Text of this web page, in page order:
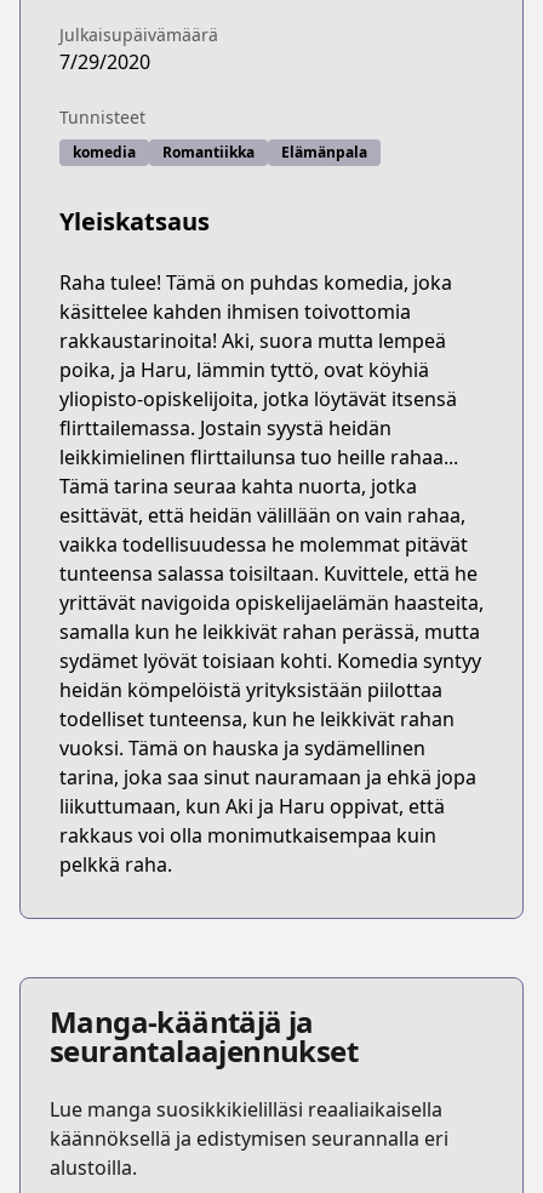
Julkaisupäivämäärä
7/29/2020
Tunnisteet
komedia Romantiikka Elämänpala
Yleiskatsaus
Raha tulee! Tämä on puhdas komedia, joka
käsittelee kahden ihmisen toivottomia
rakkaustarinoita! Aki, suora mutta lempeä
poika, ja Haru, lämmin tyttö, ovat köyhiä
yliopisto-opiskelijoita, jotka löytävät itsensä
flirttailemassa. Jostain syystä heidän
leikkimielinen flirttailunsa tuo heille rahaa...
Tämä tarina seuraa kahta nuorta, jotka
esittävät, että heidän välillään on vain rahaa,
vaikka todellisuudessa he molemmat pitävät
tunteensa salassa toisiltaan. Kuvittele, että he
yrittävät navigoida opiskelijaelämän haasteita,
samalla kun he leikkivät rahan perässä, mutta
sydämet lyövät toisiaan kohti. Komedia syntyy
heidän kömpelöistä yrityksistään piilottaa
todelliset tunteensa, kun he leikkivät rahan
vuoksi. Tämä on hauska ja sydämellinen
tarina, joka saa sinut nauramaan ja ehkä jopa
liikuttumaan, kun Aki ja Haru oppivat, että
rakkaus voi olla monimutkaisempaa kuin
pelkkä raha.
Manga-kääntäjä ja
seurantalaajennukset
Lue manga suosikkikielilläsi reaaliaikaisella
käännöksellä ja edistymisen seurannalla eri
alustoilla.